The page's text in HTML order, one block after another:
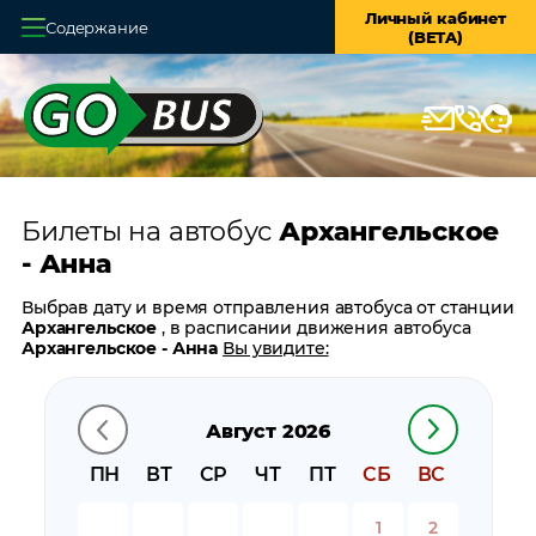
Содержание
Личный кабинет
(BETA)
Главная
О системе
Оплата и доставка
Возврат билетов
Заказ автобуса
Контакты
Билеты на автобусАрхангельское
- Анна
Август 2026
ПН
ВТ СР ЧТ ПТ СБ ВС
1 2
Выбрав дату и время отправления автобуса от станции
Архангельское, в расписании движения автобуса
Архангельское - Анна Вы увидите:
время прибытия
время в пути
цену билета